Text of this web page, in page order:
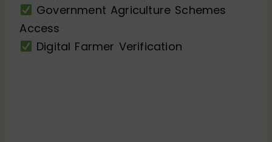
Government Agriculture Schemes
Access
Digital Farmer Verification